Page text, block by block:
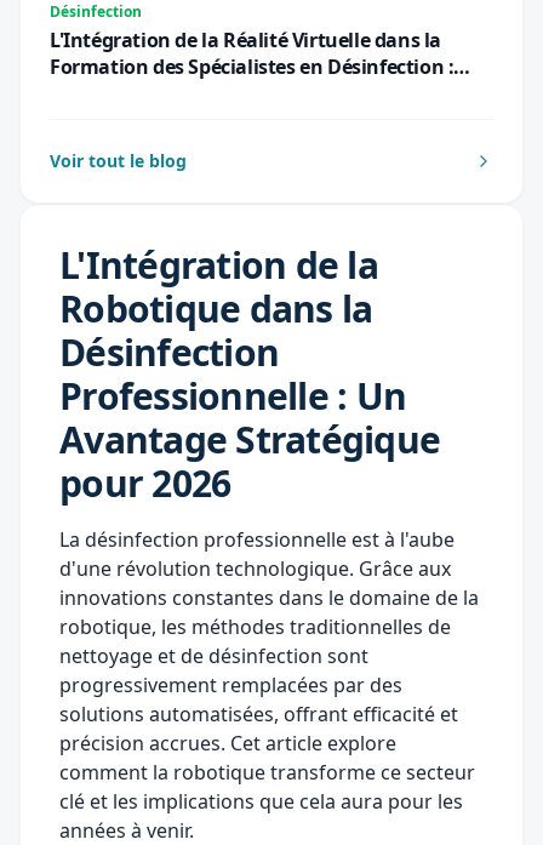
Désinfection
L'Intégration de la Réalité Virtuelle dans la
Formation des Spécialistes en Désinfection :
Voir tout le blog
L'Intégration de la
Robotique dans la
Désinfection
Professionnelle : Un
Avantage Stratégique
pour 2026
La désinfection professionnelle est à l'aube
d'une révolution technologique. Grâce aux
innovations constantes dans le domaine de la
robotique, les méthodes traditionnelles de
nettoyage et de désinfection sont
progressivement remplacées par des
solutions automatisées, offrant efficacité et
précision accrues. Cet article explore
comment la robotique transforme ce secteur
clé et les implications que cela aura pour les
années à venir.